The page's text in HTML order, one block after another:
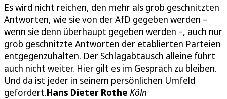
Es wird nicht reichen, den mehr als grob geschnitzten
Antworten, wie sie von der AfD gegeben werden –
wenn sie denn überhaupt gegeben werden –, auch nur
grob geschnitzte Antworten der etablierten Parteien
entgegenzuhalten. Der Schlagabtausch alleine führt
auch nicht weiter. Hier gilt es im Gespräch zu bleiben.
Und da ist jeder in seinem persönlichen Umfeld
gefordert.Hans Dieter Rothe Köln